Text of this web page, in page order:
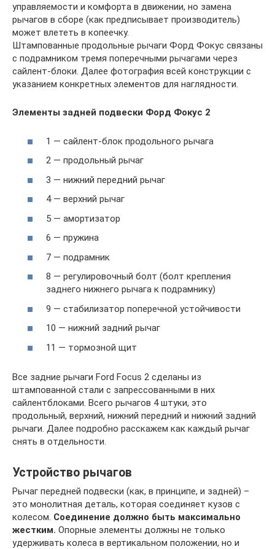
управляемости и комфорта в движении, но замена
рычагов в сборе (как предписывает производитель)
может влететь в копеечку.
Штампованные продольные рычаги Форд Фокус связаны
с подрамником тремя поперечными рычагами через
сайлент-блоки. Далее фотография всей конструкции с
указанием конкретных элементов для наглядности.
Элементы задней подвески Форд Фокус 2
1 — сайлент-блок продольного рычага
2 — продольный рычаг
3 — нижний передний рычаг
4 — верхний рычаг
5 — амортизатор
6 — пружина
7 — подрамник
8 — регулировочный болт (болт крепления
заднего нижнего рычага к подрамнику)
9 — стабилизатор поперечной устойчивости
10 — нижний задний рычаг
11 — тормозной щит
Все задние рычаги Ford Focus 2 сделаны из
штампованной стали с запрессованными в них
сайлентблоками. Всего рычагов 4 штуки, это
продольный, верхний, нижний передний и нижний задний
рычаги. Далее подробно расскажем как каждый рычаг
снять в отдельности.
Устройство рычагов
Рычаг передней подвески (как, в принципе, и задней) –
это монолитная деталь, которая соединяет кузов с
колесом. Соединение должно быть максимально
жестким. Опорные элементы должны не только
удерживать колеса в вертикальном положении, но и